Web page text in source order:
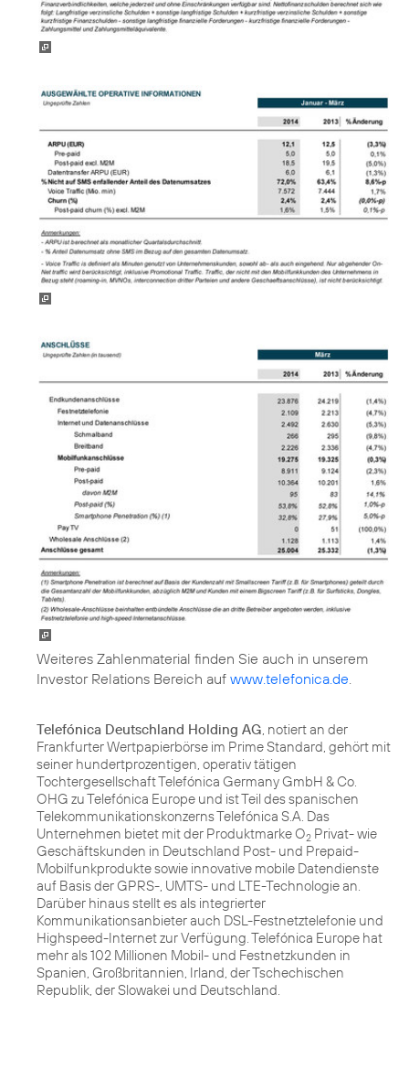
Weiteres Zahlenmaterial finden Sie auch in unserem
Investor Relations Bereich auf www.telefonica.de
Telefónica Deutschland Holding AG , notiert an der
Frankfurter Wertpapierbörse im Prime Standard, gehört mit
seiner hundertprozentigen, operativ tätigen
Tochtergesellschaft Telefónica Germany GmbH & Co.
OHG zu Telefónica Europe und ist Teil des spanischen
Telekommunikationskonzerns Telefónica S.A. Das
Unternehmen bietet mit der Produktmarke O2 Privat- wie
Geschäftskunden in Deutschland Post- und Prepaid-
Mobilfunkprodukte sowie innovative mobile Datendienste
auf Basis der GPRS-, UMTS- und LTE-Technologie an.
Darüber hinaus stellt es als integrierter
Kommunikationsanbieter auch DSL-Festnetztelefonie und
Highspeed-Internet zur Verfügung. Telefónica Europe hat
mehr als 102 Millionen Mobil- und Festnetzkunden in
Spanien, Großbritannien, Irland, der Tschechischen
Republik, der Slowakei und Deutschland.